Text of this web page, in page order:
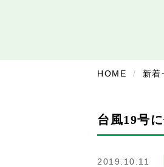
HOME 新着
台風19号
2019.10.11